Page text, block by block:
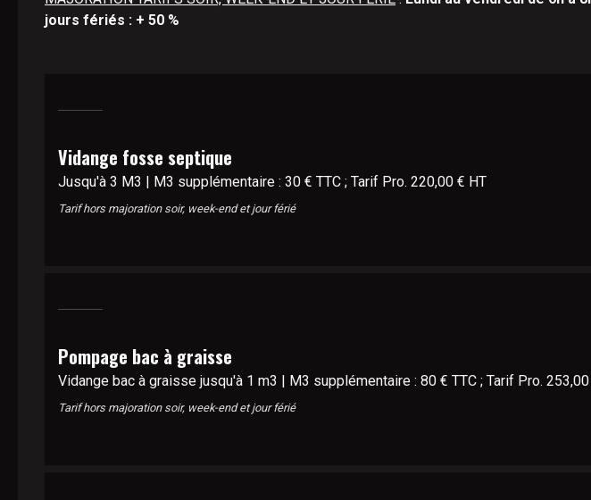
jours fériés : + 50 %
Vidange fosse septique
Jusqu'à 3 M3 | M3 supplémentaire : 30 € TTC ; Tarif Pro. 220,00 € HT
Tarif hors majoration soir, week-end et jour férié
Pompage bac à graisse
Vidange bac à graisse jusqu'à 1 m3 | M3 supplémentaire : 80 € TTC ; Tarif Pro.
Tarif hors majoration soir, week-end et jour férié